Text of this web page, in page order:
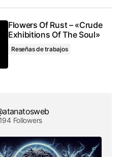
Flowers Of Rust – «Crude
Exhibitions Of The Soul»
Reseñas de trabajos
Followers